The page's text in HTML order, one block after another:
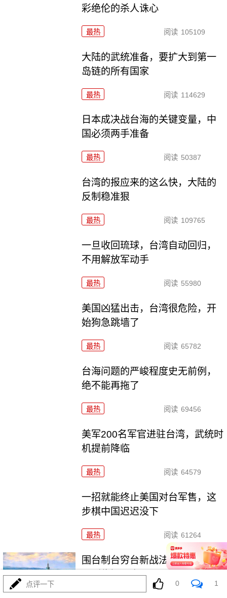
彩绝伦的杀人诛心
最热 阅读 105109
大陆的武统准备，要扩大到第一
岛链的所有国家
最热 阅读 114629
日本成决战台海的关键变量，中
国必须两手准备
最热 阅读 50387
台湾的报应来的这么快，大陆的
反制稳准狠
最热 阅读 109765
一旦收回琉球，台湾自动回归，
不用解放军动手
最热 阅读 55980
美国凶猛出击，台湾很危险，开
始狗急跳墙了
最热 阅读 65782
台海问题的严峻程度史无前例，
绝不能再拖了
最热 阅读 69456
美军200名军官进驻台湾，武统时
机提前降临
最热 阅读 64579
一招就能终止美国对台军售，这
步棋中国迟迟没下
最热 阅读 61264
围台制台穷台新战法，解放台湾
已到临门一脚
点评一下 0 1